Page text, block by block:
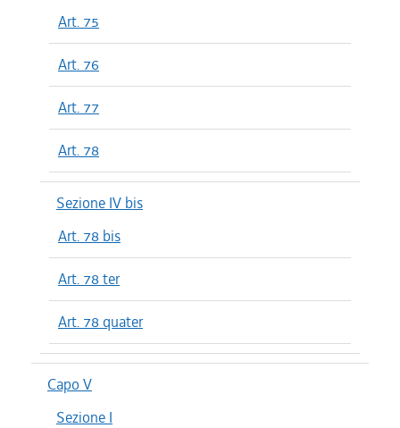
Art. 75
Art. 76
Art. 77
Art. 78
Sezione IV bis
Art. 78 bis
Art. 78 ter
Art. 78 quater
Capo V
Sezione I